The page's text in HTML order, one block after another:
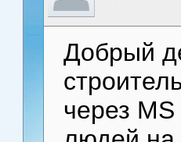
Добрый
через